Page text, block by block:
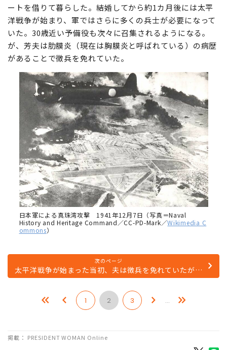
ートを借りて暮らした。結婚してから約1カ月後には太平
洋戦争が始まり、軍ではさらに多くの兵士が必要になって
いた。30歳近い予備役も次々に召集されるようになる。
が、芳夫は肋膜炎（現在は胸膜炎と呼ばれている）の病歴
があることで徴兵を免れていた。
日本軍による真珠湾攻撃 1941年12月7日（写真＝Naval
History and Heritage Command／CC-PD-Mark／Wikimedia C
ommons）
次のページ
太平洋戦争が始まった当初、夫は徴兵を免れていたが…
1 2 3 …
掲載： PRESIDENT WOMAN Online